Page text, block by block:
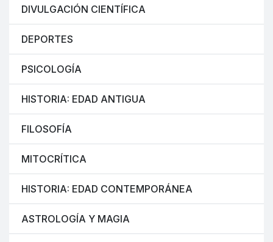
DIVULGACIÓN CIENTÍFICA
DEPORTES
PSICOLOGÍA
HISTORIA: EDAD ANTIGUA
FILOSOFÍA
MITOCRÍTICA
HISTORIA: EDAD CONTEMPORÁNEA
ASTROLOGÍA Y MAGIA